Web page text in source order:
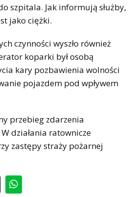
szpitala. Jak informują służby,
jako ciężki.
czynności wyszło również
koparki był osobą
kary pozbawienia wolności
pojazdem pod wpływem
przebieg zdarzenia
działania ratownicze
zastępy straży pożarnej